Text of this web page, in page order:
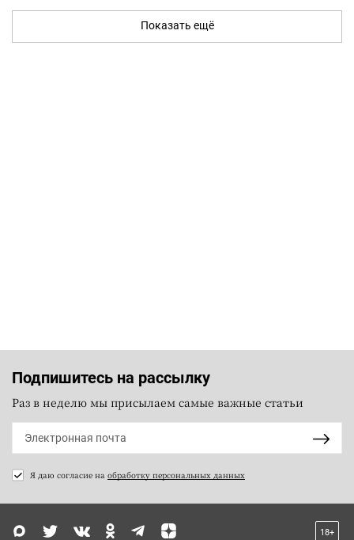
Показать ещё
Подпишитесь на рассылку
Раз в неделю мы присылаем самые важные статьи
Я даю согласие на обработку персональных данных
18+